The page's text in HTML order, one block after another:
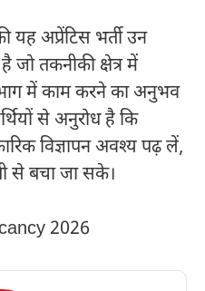
यह अप्रेंटिस भर्ती उन
तकनीकी क्षेत्र में
में काम करने का अनुभव
से अनुरोध है कि
विज्ञापन अवश्य पढ़ लें,
से बचा जा सके।
2026